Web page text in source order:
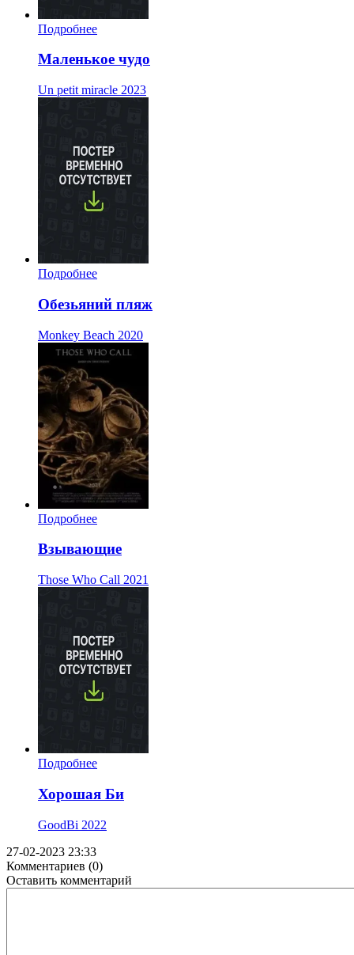
Подробнее
Маленькое чудо
Un petit miracle 2023
Подробнее
Обезьяний пляж
Monkey Beach 2020
Подробнее
Взывающие
Those Who Call 2021
Подробнее
Хорошая Би
GoodBi 2022
27-02-2023 23:33
Комментариев (0)
Оставить комментарий